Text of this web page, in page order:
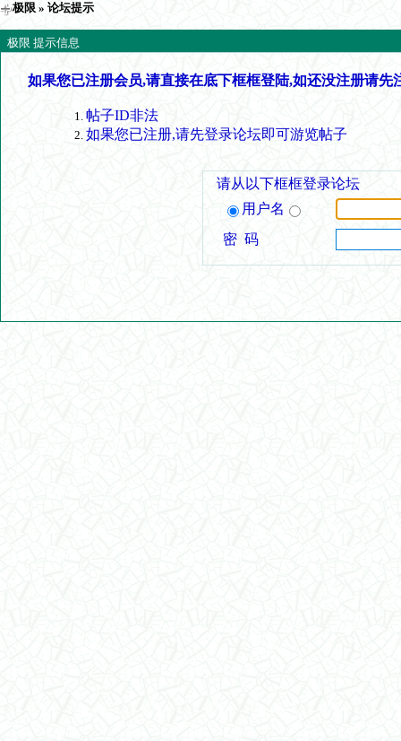
极限 » 论坛提示
极限 提示信息
如果您已注册会员,请直接在底下框框登陆,如还没注册请先
帖子ID非法
如果您已注册,请先登录论坛即可游览帖子
请从以下框框登录论坛
用户名
密 码